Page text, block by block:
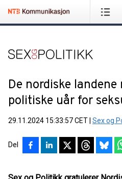
De nordiske
politiske uår for
29.11.2024 15:33:57 CET Sex og
Del